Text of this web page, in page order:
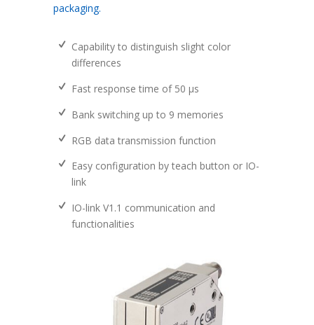
packaging.
Capability to distinguish slight color
differences
Fast response time of 50 μs
Bank switching up to 9 memories
RGB data transmission function
Easy configuration by teach button or IO-
link
IO-link V1.1 communication and
functionalities